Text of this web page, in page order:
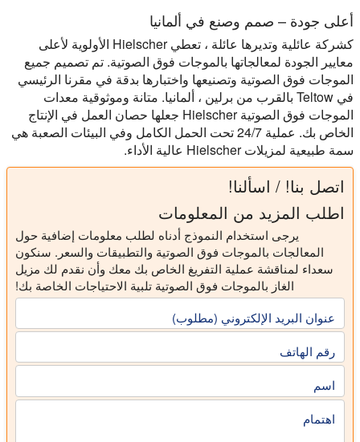
أعلى جودة – صمم وصنع في ألمانيا
كشركة عائلية وتديرها عائلة ، تعطي Hielscher الأولوية لأعلى
معايير الجودة لمعالجاتها بالموجات فوق الصوتية. تم تصميم جميع
الموجات فوق الصوتية وتصنيعها واختبارها بدقة في مقرنا الرئيسي
في Teltow بالقرب من برلين ، ألمانيا. متانة وموثوقية معدات
الموجات فوق الصوتية Hielscher جعلها حصان العمل في الإنتاج
الخاص بك. عملية 24/7 تحت الحمل الكامل وفي البيئات الصعبة هي
سمة طبيعية لمزيلات Hielscher عالية الأداء.
اتصل بنا! / اسألنا!
اطلب المزيد من المعلومات
يرجى استخدام النموذج أدناه لطلب معلومات إضافية حول
المعالجات بالموجات فوق الصوتية والتطبيقات والسعر. سنكون
سعداء لمناقشة عملية التفريغ الخاص بك معك وأن نقدم لك مزيل
الغاز بالموجات فوق الصوتية تلبية الاحتياجات الخاصة بك!
عنوان البريد الإلكتروني (مطلوب)
رقم الهاتف
اسم
اهتمام